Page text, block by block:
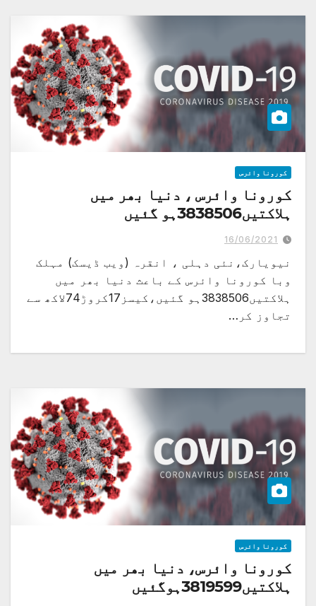
کورونا وائرس
کورونا وائرس ، دنیا بھر میں
ہلاکتیں3838506ہو گئیں
16/06/2021
نیویارک،نئی دہلی ، انقرہ (ویب ڈیسک) مہلک
وبا کورونا وائرس کے باعث دنیا بھر میں
ہلاکتیں3838506ہو گئیں،کیسز17کروڑ74لاکھ سے
تجاوز کر…
کورونا وائرس
کورونا وائرس، دنیا بھر میں
ہلاکتیں3819599ہوگئیں